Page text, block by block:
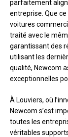
parfaitement
entreprise. Que
voitures
traité avec le
garantissant des
utilisant les
qualité, Newcom
exceptionnelles
À Louviers, où
Newcom s’est
toutes les
véritables